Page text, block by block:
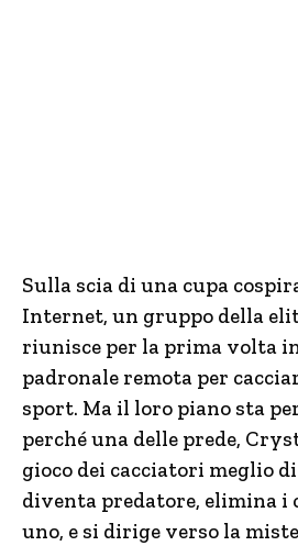
Sulla scia di una cupa
Internet, un gruppo della
riunisce per la prima volta
padronale remota per
sport. Ma il loro piano sta
perché una delle prede,
gioco dei cacciatori meglio
diventa predatore, elimina i
uno, e si dirige verso la